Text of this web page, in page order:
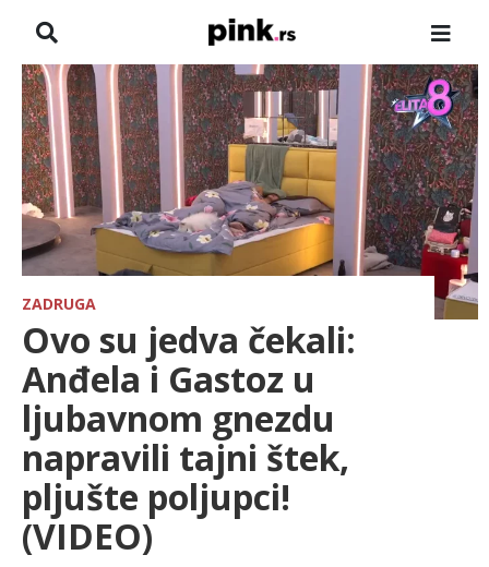
NASLOVNA
VESTI
ZADRUGA
SHOWBIZ
HRONIKA
FARMERI
TV
SPORT
LIFESTYLE
ZADRUGA
Ovo su jedva čekali:
Anđela i Gastoz u
ljubavnom gnezdu
napravili tajni štek,
pljušte poljupci!
(VIDEO)